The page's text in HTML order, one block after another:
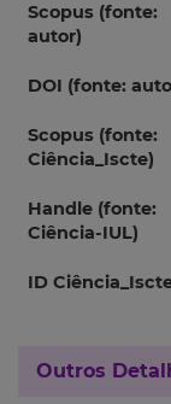
Scopus (fonte:
autor)
DOI (fonte:
Scopus (fonte:
Ciência_Iscte)
Handle (fonte:
Ciência-IUL)
ID
Outros